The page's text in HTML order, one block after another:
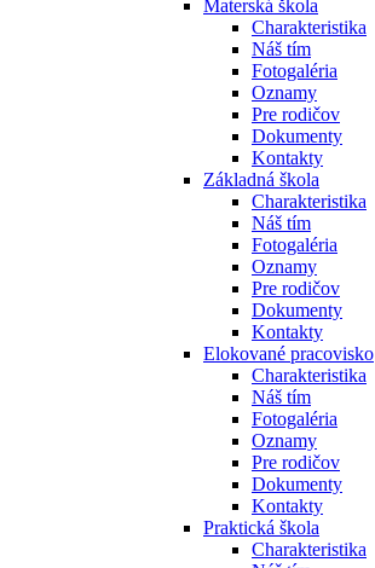
Materská škola
Charakteristika
Náš tím
Fotogaléria
Oznamy
Pre rodičov
Dokumenty
Kontakty
Základná škola
Charakteristika
Náš tím
Fotogaléria
Oznamy
Pre rodičov
Dokumenty
Kontakty
Elokované pracovisko
Charakteristika
Náš tím
Fotogaléria
Oznamy
Pre rodičov
Dokumenty
Kontakty
Praktická škola
Charakteristika